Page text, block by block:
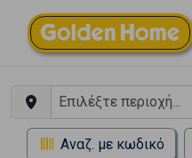
Αναζ. με κωδικό